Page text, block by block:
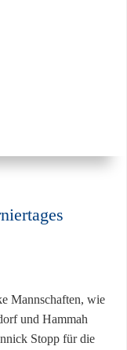
Mannschaften, wie
und Hammah
Stopp für die